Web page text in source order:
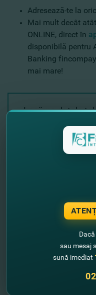
Adresează-te la
Mai mult decât
ONLINE, direct în
disponibilă pentru
Banking
mai mare!
Lasă-ne datele
cu un sunet!
Expediază solicitarea
sau mesaj
sună imediat